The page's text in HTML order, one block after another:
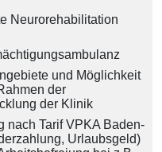
Neurorehabilitation
und Möglichkeit
der
der Klinik
nach Tarif VPKA Baden-
Urlaubsgeld)